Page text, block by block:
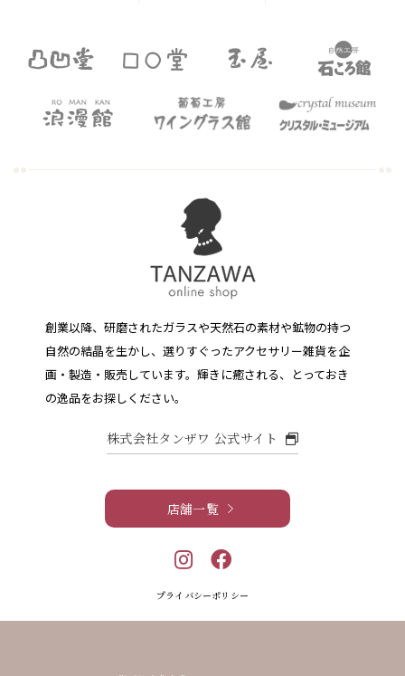
創業以降、研磨されたガラスや天然石の素材や鉱物の持つ
自然の結晶を生かし、選りすぐったアクセサリー雑貨を企
画・製造・販売しています。 輝きに癒される、とっておき
の逸品をお探しください。
株式会社タンザワ 公式サイト
店舗一覧
プライバシーポリシー